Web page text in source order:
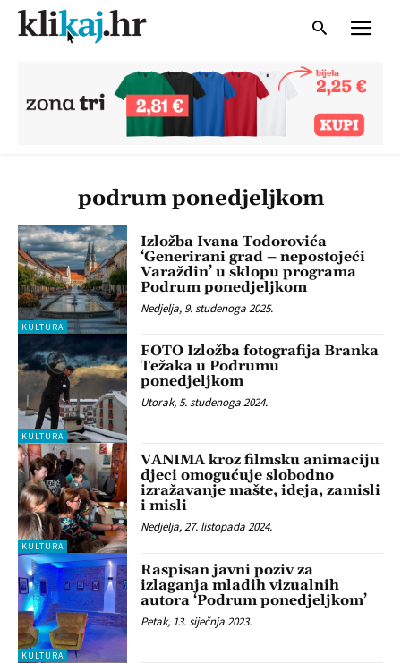
podrum ponedjeljkom
KULTURA
Izložba Ivana Todorovića
‘Generirani grad – nepostojeći
Varaždin’ u sklopu programa
Podrum ponedjeljkom
Nedjelja, 9. studenoga 2025.
KULTURA
FOTO Izložba fotografija Branka
Težaka u Podrumu
ponedjeljkom
Utorak, 5. studenoga 2024.
KULTURA
VANIMA kroz filmsku animaciju
djeci omogućuje slobodno
izražavanje mašte, ideja, zamisli
i misli
Nedjelja, 27. listopada 2024.
KULTURA
Raspisan javni poziv za
izlaganja mladih vizualnih
autora ‘Podrum ponedjeljkom’
Petak, 13. siječnja 2023.